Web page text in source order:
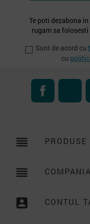
Te poti dezabona
rugam sa
Sunt de acord cu
cu
Facebook
reorder
reorder
account_box CONTUL